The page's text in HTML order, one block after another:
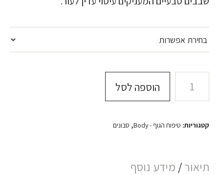
צרו קשר
FacebookInstagramPinterestהוספה לסל
קטגוריות: טיפוח הגוף - Body , סבונים
תיאור מידע נוסף